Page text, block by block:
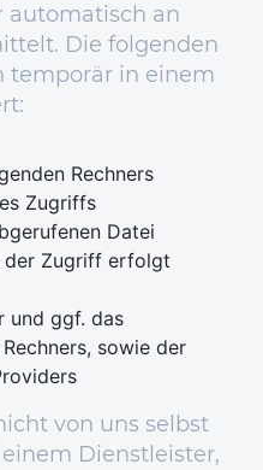
automatisch an
Die folgenden
temporär in einem
Rechners
Zugriffs
Datei
der Zugriff erfolgt
und ggf. das
sowie der
von uns selbst
Dienstleister,